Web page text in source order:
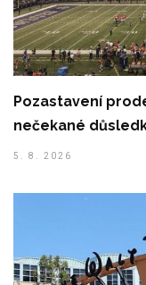
Pozastavení
nečekané
5. 8. 2026